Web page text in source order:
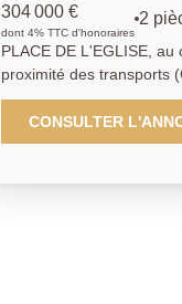
304 000 €
dont 4% TTC d'honoraires
2
PLACE DE L'EGLISE,
proximité des transports
commodités,
fonctionnel avec
séjour de 20.07m², d'une
CONSULTER